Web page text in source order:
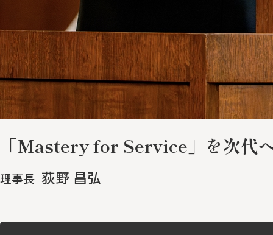
「Mastery for Service」を次代
理事長 荻野 昌弘